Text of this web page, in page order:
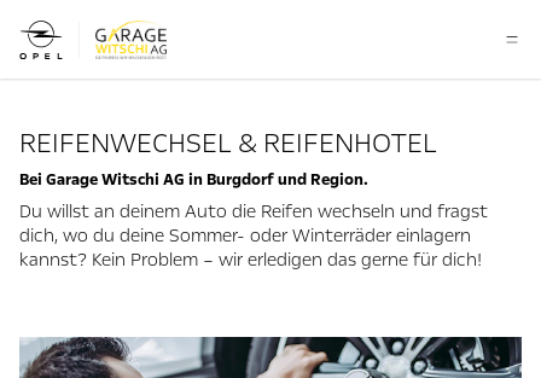
REIFENWECHSEL & REIFENHOTEL
Bei Garage Witschi AG in Burgdorf und Region.
Du willst an deinem Auto die Reifen wechseln und fragst
dich, wo du deine Sommer- oder Winterräder einlagern
kannst? Kein Problem – wir erledigen das gerne für dich!